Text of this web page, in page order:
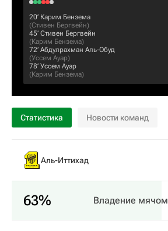
20‎’‎ Карим Бензема
(Стивен Бергвейн)
45‎’‎ Стивен Бергвейн
(Карим Бензема)
72‎’‎ Абдулрахман Аль-Обуд
(Уссем Ауар)
78‎’‎ Уссем Ауар
(Карим Бензема)
Статистика Новости команд
Аль-Иттихад
63% Владение мячом